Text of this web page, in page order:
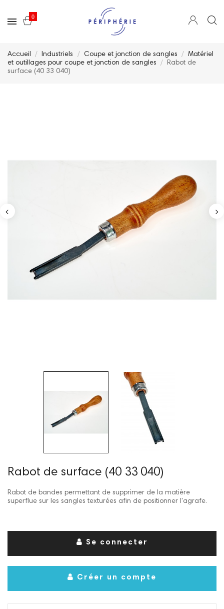
0
Accueil Industriels Coupe et jonction de sangles
Matériel
et outillages pour coupe et jonction de sangles
Rabot de
surface (40 33 040)
Rabot de surface (40 33 040)
Rabot de bandes permettant de supprimer de la matière
superflue sur les sangles texturées afin de positionner l'agrafe.
Se connecter
Créer un compte